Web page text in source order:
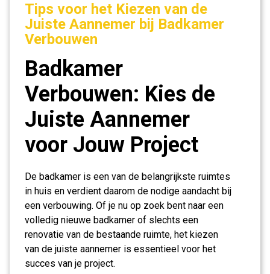
Tips voor het Kiezen van de
Juiste Aannemer bij Badkamer
Verbouwen
Badkamer
Verbouwen: Kies de
Juiste Aannemer
voor Jouw Project
De badkamer is een van de belangrijkste ruimtes
in huis en verdient daarom de nodige aandacht bij
een verbouwing. Of je nu op zoek bent naar een
volledig nieuwe badkamer of slechts een
renovatie van de bestaande ruimte, het kiezen
van de juiste aannemer is essentieel voor het
succes van je project.